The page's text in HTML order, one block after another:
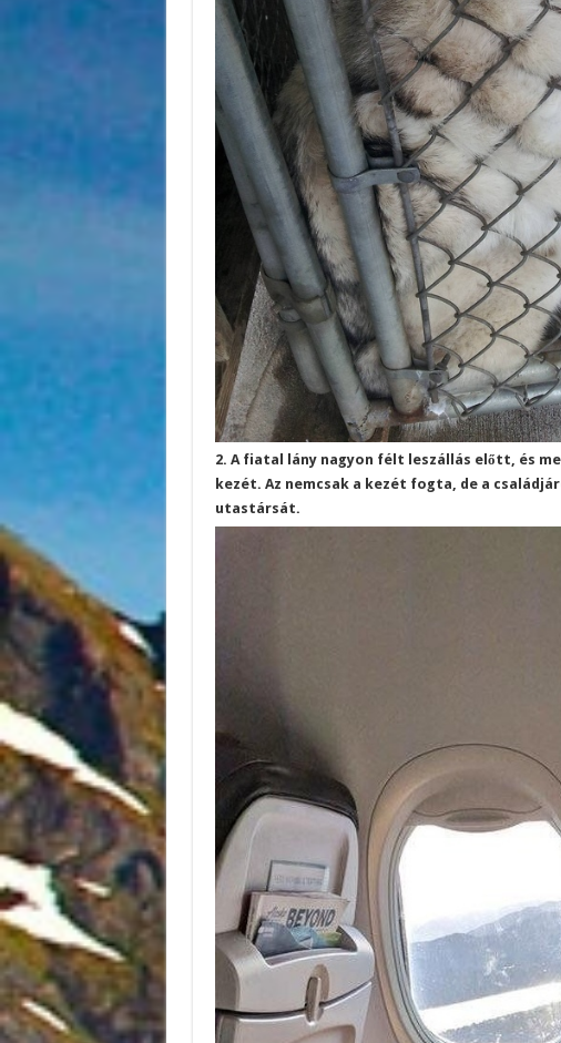
2. A fiatal lány nagyon félt leszállás előtt, és
kezét. Az nemcsak a kezét fogta, de a
utastársát.